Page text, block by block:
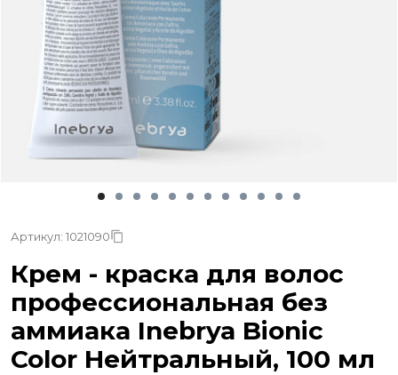
Артикул: 1021090
Крем - краска для волос
профессиональная без
аммиака Inebrya Bionic
Color Нейтральный, 100 мл